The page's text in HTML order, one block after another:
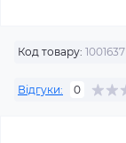
Код товару: 1001637
Відгуки: 0